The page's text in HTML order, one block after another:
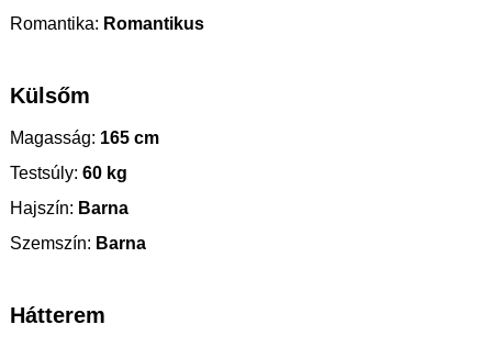
Romantika: Romantikus
Külsőm
Magasság: 165 cm
Testsúly: 60 kg
Hajszín: Barna
Szemszín: Barna
Hátterem